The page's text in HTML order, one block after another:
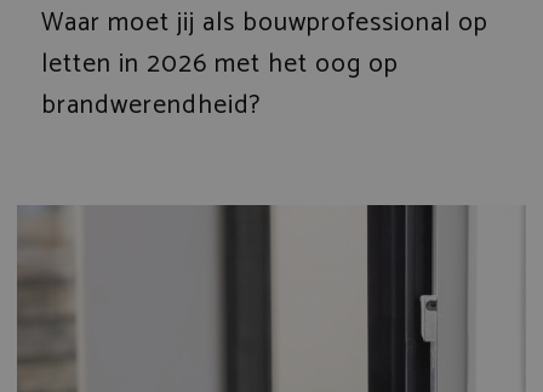
Waar moet jij als bouwprofessional op
letten in 2026 met het oog op
brandwerendheid?